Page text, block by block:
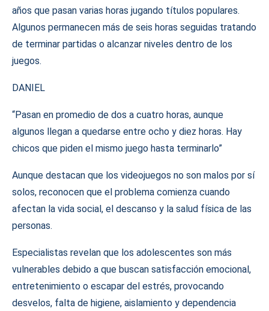
años que pasan varias horas jugando títulos populares.
Algunos permanecen más de seis horas seguidas tratando
de terminar partidas o alcanzar niveles dentro de los
juegos.
DANIEL
“Pasan en promedio de dos a cuatro horas, aunque
algunos llegan a quedarse entre ocho y diez horas. Hay
chicos que piden el mismo juego hasta terminarlo”
Aunque destacan que los videojuegos no son malos por sí
solos, reconocen que el problema comienza cuando
afectan la vida social, el descanso y la salud física de las
personas.
Especialistas revelan que los adolescentes son más
vulnerables debido a que buscan satisfacción emocional,
entretenimiento o escapar del estrés, provocando
desvelos, falta de higiene, aislamiento y dependencia